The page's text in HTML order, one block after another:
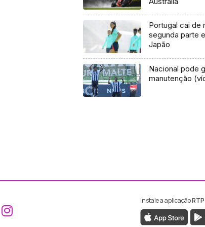
Portugal cai de
segunda parte
Japão
Nacional pode
manutenção
Aceder ao Facebook da RTP
Aceder ao Instagram da RTP
Instale a aplicação